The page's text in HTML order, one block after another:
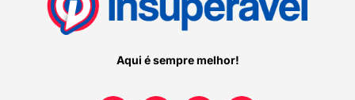
Aqui é sempre melhor!